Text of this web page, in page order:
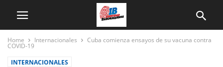
Home Internacionales Cuba comienza ensayos de su vacuna contra
COVID-19
INTERNACIONALES